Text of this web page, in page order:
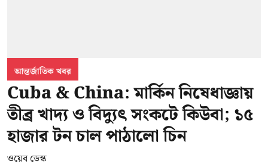
আন্তর্জাতিক খবর
Cuba & China: মার্কিন নিষেধাজ্ঞায়
তীব্র খাদ্য ও বিদ্যুৎ সংকটে কিউবা; ১৫
হাজার টন চাল পাঠালো চিন
ওয়েব ডেস্ক